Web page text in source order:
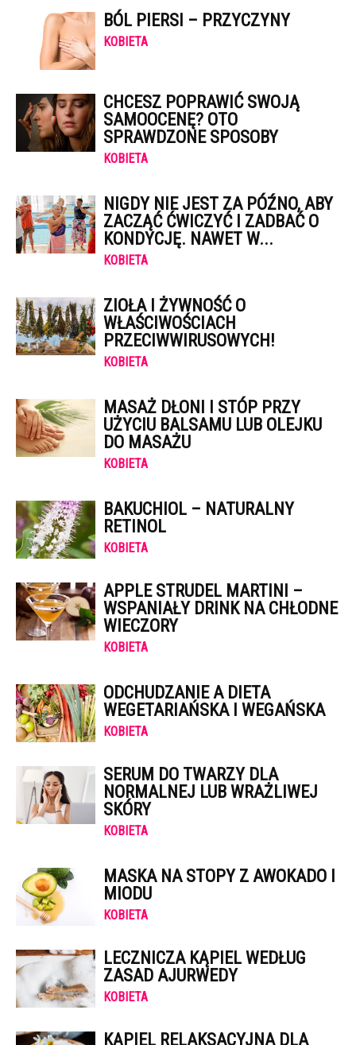
BÓL PIERSI – PRZYCZYNY
KOBIETA
CHCESZ POPRAWIĆ SWOJĄ
SAMOOCENĘ? OTO
SPRAWDZONE SPOSOBY
KOBIETA
NIGDY NIE JEST ZA PÓŹNO, ABY
ZACZĄĆ ĆWICZYĆ I ZADBAĆ O
KONDYCJĘ. NAWET W...
KOBIETA
ZIOŁA I ŻYWNOŚĆ O
WŁAŚCIWOŚCIACH
PRZECIWWIRUSOWYCH!
KOBIETA
MASAŻ DŁONI I STÓP PRZY
UŻYCIU BALSAMU LUB OLEJKU
DO MASAŻU
KOBIETA
BAKUCHIOL – NATURALNY
RETINOL
KOBIETA
APPLE STRUDEL MARTINI –
WSPANIAŁY DRINK NA CHŁODNE
WIECZORY
KOBIETA
ODCHUDZANIE A DIETA
WEGETARIAŃSKA I WEGAŃSKA
KOBIETA
SERUM DO TWARZY DLA
NORMALNEJ LUB WRAŻLIWEJ
SKÓRY
KOBIETA
MASKA NA STOPY Z AWOKADO I
MIODU
KOBIETA
LECZNICZA KĄPIEL WEDŁUG
ZASAD AJURWEDY
KOBIETA
KĄPIEL RELAKSACYJNA DLA